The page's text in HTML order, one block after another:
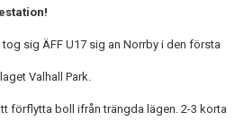
sig ÄFF U17 sig an Norrby i den första
Valhall Park.
förflytta boll ifrån trängda lägen. 2-3 korta